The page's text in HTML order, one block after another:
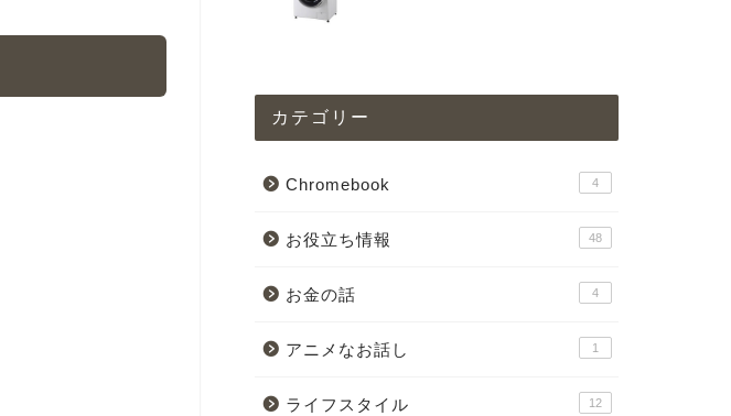
カテゴリー
Chromebook 4
お役立ち情報 48
お金の話 4
アニメなお話し 1
ライフスタイル 12